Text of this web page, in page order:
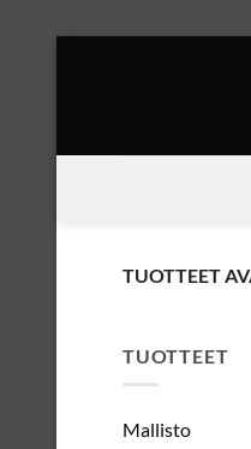
TUOTTEET
TUOTTEET
Mallisto